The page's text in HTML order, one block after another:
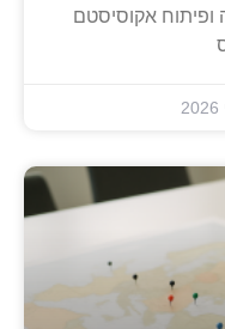
ופיתוח אקוסיסטם